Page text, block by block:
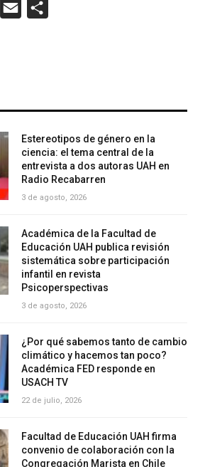
LinkedInEmail
Estereotipos de género en la
ciencia: el tema central de la
entrevista a dos autoras UAH en
Radio Recabarren
3 de agosto, 2026
Académica de la Facultad de
Educación UAH publica revisión
sistemática sobre participación
infantil en revista
Psicoperspectivas
3 de agosto, 2026
¿Por qué sabemos tanto de cambio
climático y hacemos tan poco?
Académica FED responde en
USACH TV
22 de julio, 2026
Facultad de Educación UAH firma
convenio de colaboración con la
Congregación Marista en Chile